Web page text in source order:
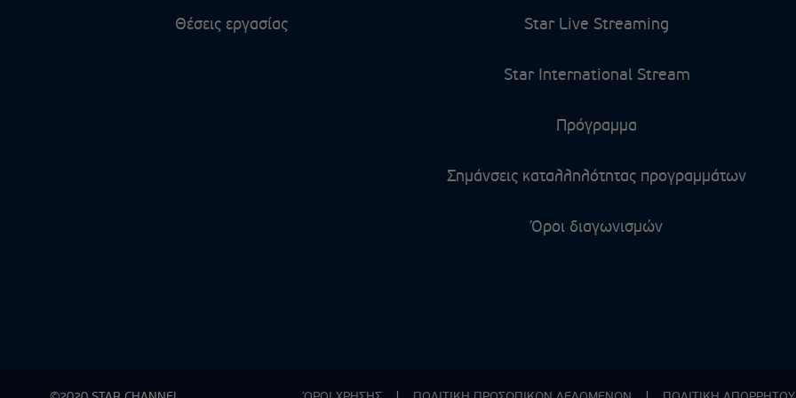
Θέσεις εργασίας Star Live Streaming
Star International Stream
Πρόγραμμα
Σημάνσεις καταλληλότητας προγραμμάτων
Όροι διαγωνισμών